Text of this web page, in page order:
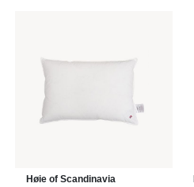
Høie of Scandinavia